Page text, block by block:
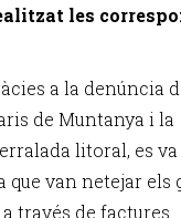
les
a la denúncia
de Muntanya i la
litoral, es
que van netejar els
través de factures